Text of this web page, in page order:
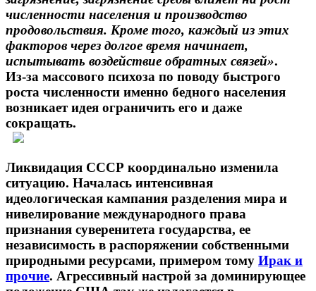
численности населения и производство
продовольствия. Кроме того, каждый из этих
факторов через долгое время начинает,
испытывать воздействие обратных связей».
Из-за массового психоза по поводу быстрого
роста численности именно бедного населения
возникает идея ограничить его и даже
сокращать.
Ликвидация СССР координально изменила
ситуацию. Началась интенсивная
идеологическая кампания разделения мира и
нивелирование международного права
признания суверенитета государства, ее
независимость в распоряжении собственными
природными ресурсами, примером тому Ирак и
прочие. Агрессивный настрой за доминирующее